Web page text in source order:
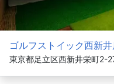
ゴルフストイック西新
東京都足立区西新井栄町2-